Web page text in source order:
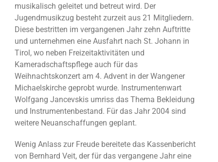
musikalisch geleitet und betreut wird. Der
Jugendmusikzug besteht zurzeit aus 21 Mitgliedern.
Diese bestritten im vergangenen Jahr zehn Auftritte
und unternehmen eine Ausfahrt nach St. Johann in
Tirol, wo neben Freizeitaktivitäten und
Kameradschaftspflege auch für das
Weihnachtskonzert am 4. Advent in der Wangener
Michaelskirche geprobt wurde. Instrumentenwart
Wolfgang Jancevskis umriss das Thema Bekleidung
und Instrumentenbestand. Für das Jahr 2004 sind
weitere Neuanschaffungen geplant.
Wenig Anlass zur Freude bereitete das Kassenbericht
von Bernhard Veit, der für das vergangene Jahr eine